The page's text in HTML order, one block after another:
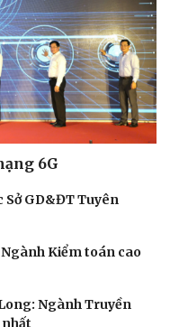
6G
Sở GD&ĐT Tuyên
Kiểm toán cao
Ngành Truyền